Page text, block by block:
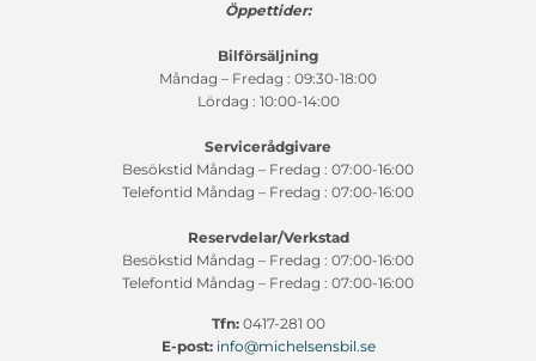
Öppettider:
Bilförsäljning
Måndag – Fredag : 09:30-18:00
Lördag : 10:00-14:00
Servicerådgivare
Besökstid Måndag – Fredag : 07:00-16:00
Telefontid Måndag – Fredag : 07:00-16:00
Reservdelar/Verkstad
Besökstid Måndag – Fredag : 07:00-16:00
Telefontid Måndag – Fredag : 07:00-16:00
Tfn:0417-281 00
E-post: info@michelsensbil.se